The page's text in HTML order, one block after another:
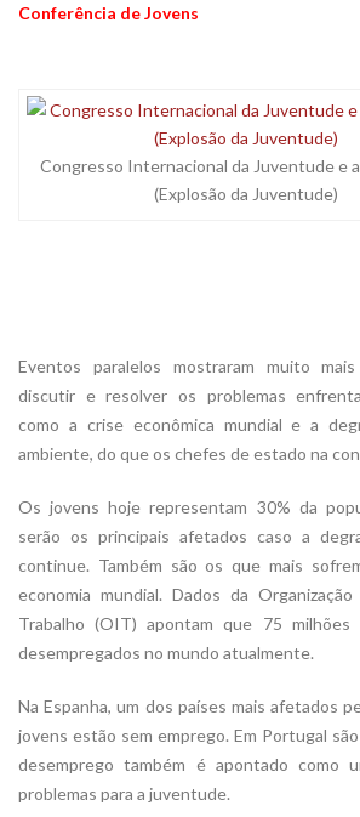
Conferência de Jovens
Congresso Internacional da Juventude e
(Explosão da Juventude)
Eventos paralelos mostraram muito
discutir e resolver os problemas
como a crise econômica mundial e a
ambiente, do que os chefes de estado na
Os jovens hoje representam 30% da
serão os principais afetados caso a
continue. Também são os que mais
economia mundial. Dados da
Trabalho (OIT) apontam que 75
desempregados no mundo atualmente.
Na Espanha, um dos países mais afetados
jovens estão sem emprego. Em Portugal
desemprego também é apontado como
problemas para a juventude.